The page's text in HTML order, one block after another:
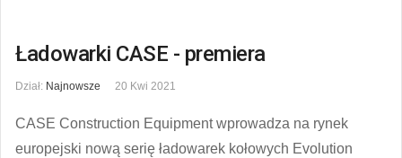
Ładowarki CASE - premiera
Dział: Najnowsze 20 Kwi 2021
CASE Construction Equipment wprowadza na rynek
europejski nową serię ładowarek kołowych Evolution